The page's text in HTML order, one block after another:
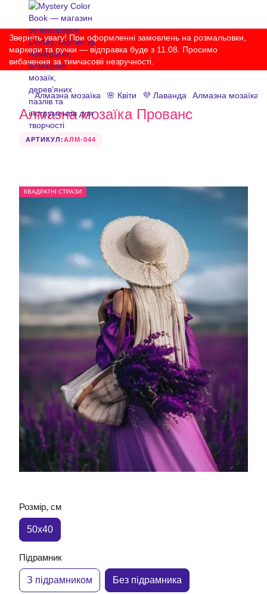
Зверніть увагу! При оформленні замовлень на розмальовки,
маркери та ручки — відправка буде з 11.08. Просимо
вибачення за тимчасовіі незручності.
Алмазна мозаїка 🌸 Квіти 💜 Лаванда Алмазна мозаїка
Алмазна мозаїка Прованс
АРТИКУЛ:АЛМ-044
КВАДРАТНІ СТРАЗИ
Розмір, см
50x40
Підрамник
З підрамником Без підрамника